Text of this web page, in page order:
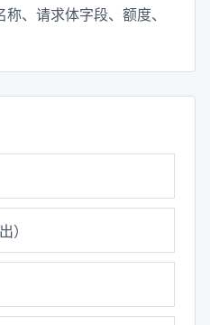
、请求体字段、额度、
）